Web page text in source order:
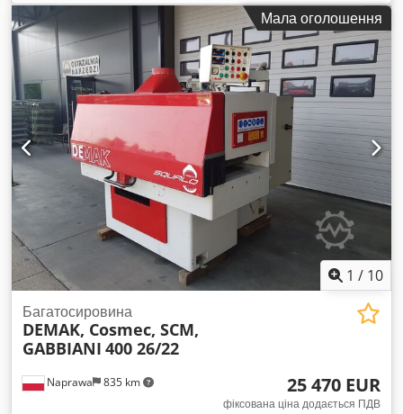
Мала оголошення
1 / 10
Naprawa 835 km
Багатосировина
DEMAK, Cosmec, SCM,
GABBIANI 400 26/22
25 470 EUR
фіксована ціна додається ПДВ